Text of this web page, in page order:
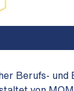
Berufs- und